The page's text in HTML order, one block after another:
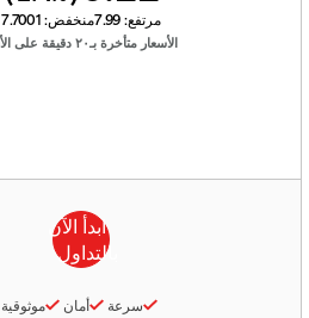
مرتفع: 7.99منخفض: 7.7001
الأسعار متأخرة بـ٢٠ دقيقة على الأقل
سرعة أمان موثوقية